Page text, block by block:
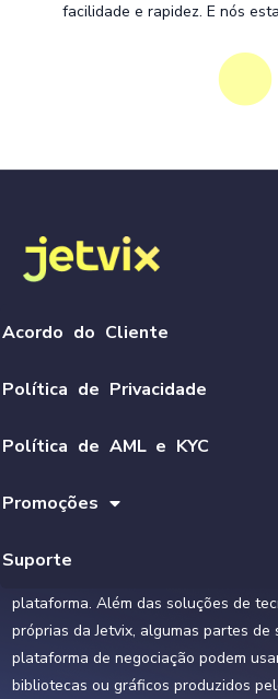
facilidade e rapidez. E nós
Acordo do Cliente
Política de Privacidade
Política de AML e KYC
Promoções
Suporte
As operações financeiras neste site
aqui fornecidos pode levar a perdas
Jetvix. Avalie todos os riscos e procure
independente antes de negociar. A
indiretas, consequenciais ou
plataforma. Além das soluções de
próprias da Jetvix, algumas partes de
plataforma de negociação podem
bibliotecas ou gráficos produzidos